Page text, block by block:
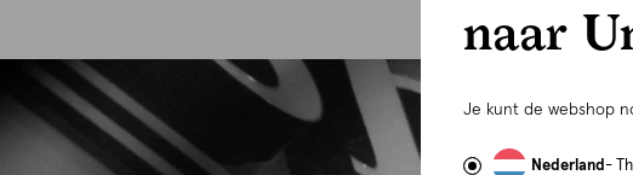
naar
Je kunt de webshop
Nederland-